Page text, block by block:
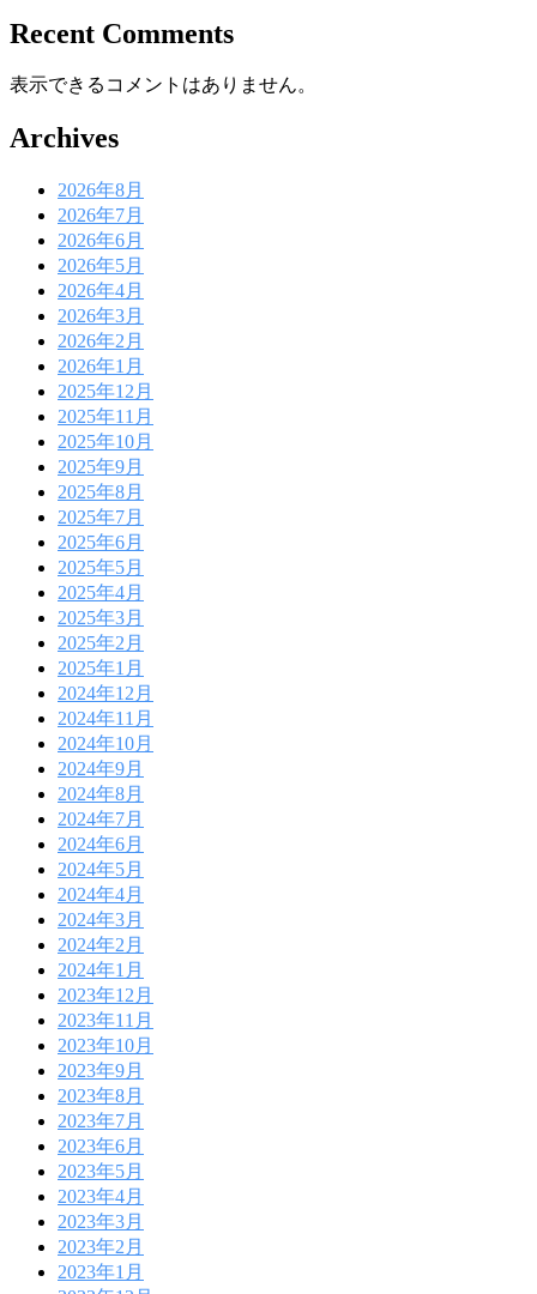
Recent Comments
表示できるコメントはありません。
Archives
2026年8月
2026年7月
2026年6月
2026年5月
2026年4月
2026年3月
2026年2月
2026年1月
2025年12月
2025年11月
2025年10月
2025年9月
2025年8月
2025年7月
2025年6月
2025年5月
2025年4月
2025年3月
2025年2月
2025年1月
2024年12月
2024年11月
2024年10月
2024年9月
2024年8月
2024年7月
2024年6月
2024年5月
2024年4月
2024年3月
2024年2月
2024年1月
2023年12月
2023年11月
2023年10月
2023年9月
2023年8月
2023年7月
2023年6月
2023年5月
2023年4月
2023年3月
2023年2月
2023年1月